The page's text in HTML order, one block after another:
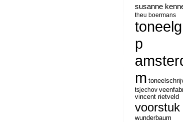
susanne
theu boermans
p
m
tsjechov
vincent rietveld
voorstuk
wunderbaum